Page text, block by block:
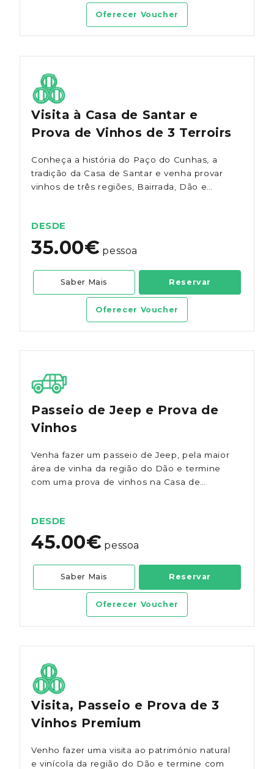
Oferecer Voucher
Visita à Casa de Santar e
Prova de Vinhos de 3 Terroirs
Conheça a história do Paço do Cunhas, a
tradição da Casa de Santar e venha provar
vinhos de três regiões, Bairrada, Dão e
DESDE
35.00€ pessoa
Saber Mais Reservar
Oferecer Voucher
Passeio de Jeep e Prova de
Vinhos
Venha fazer um passeio de Jeep, pela maior
área de vinha da região do Dão e termine
com uma prova de vinhos na Casa de
DESDE
45.00€ pessoa
Saber Mais Reservar
Oferecer Voucher
Visita, Passeio e Prova de 3
Vinhos Premium
Venho fazer uma visita ao património natural
e vinícola da região do Dão e termine com